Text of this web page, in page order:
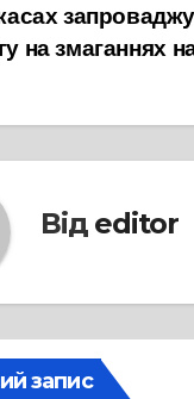
на змаганнях
Від editor
запис